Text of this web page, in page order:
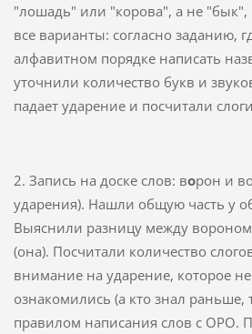
"лошадь" или "корова", а не
все варианты: согласно заданию,
алфавитном порядке написать
уточнили количество букв и
падает ударение и посчитали
2. Запись на доске слов: ворон и
ударения). Нашли общую часть у
Выяснили разницу между
(она). Посчитали количество
внимание на ударение, которое
ознакомились (а кто знал раньше,
правилом написания слов с ОРО.